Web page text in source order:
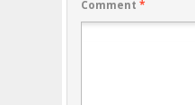
Comment *